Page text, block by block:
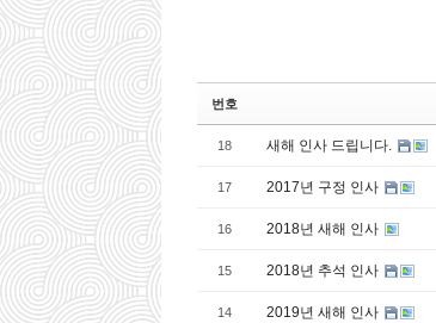
번호
18 새해 인사 드립니다.
17 2017년 구정 인사
16 2018년 새해 인사
15 2018년 추석 인사
14 2019년 새해 인사